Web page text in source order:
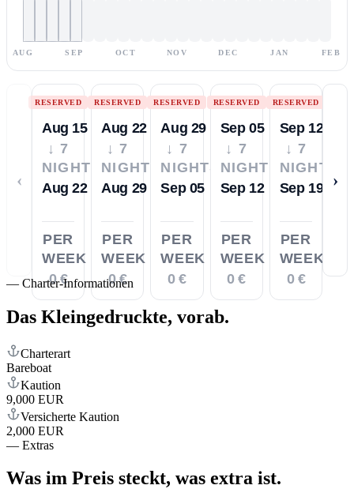
AUG SEP OCT NOV DEC JAN FEB
‹
RESERVED
Aug 15
↓ 7
NIGHTS
Aug 22
PER
WEEK
0 €
RESERVED
Aug 22
↓ 7
NIGHTS
Aug 29
PER
WEEK
0 €
RESERVED
Aug 29
↓ 7
NIGHTS
Sep 05
PER
WEEK
0 €
RESERVED
Sep 05
↓ 7
NIGHTS
Sep 12
PER
WEEK
0 €
RESERVED
Sep 12
↓ 7
NIGHTS
Sep 19
PER
WEEK
0 €
›
— Charter-Informationen
Das Kleingedruckte, vorab.
Charterart
Bareboat
Kaution
9,000 EUR
Versicherte Kaution
2,000 EUR
— Extras
Was im Preis steckt, was extra ist.